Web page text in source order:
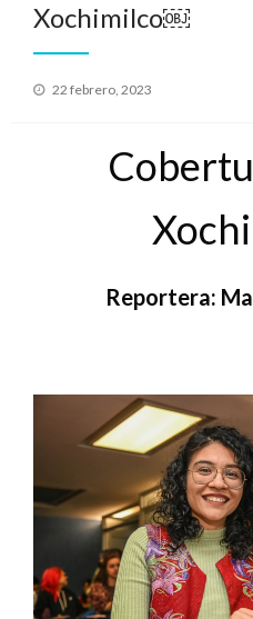
Xochimilco￼
Publicado
22 febrero, 2023
Reportera: